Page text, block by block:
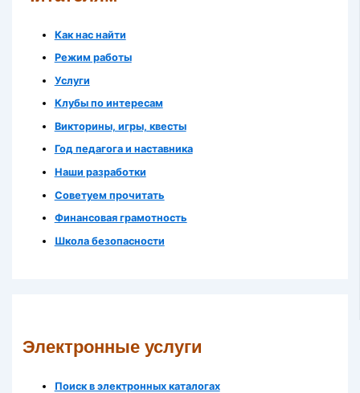
Как нас найти
Режим работы
Услуги
Клубы по интересам
Викторины, игры, квесты
Год педагога и наставника
Наши разработки
Советуем прочитать
Финансовая грамотность
Школа безопасности
Электронные услуги
Поиск в электронных каталогах